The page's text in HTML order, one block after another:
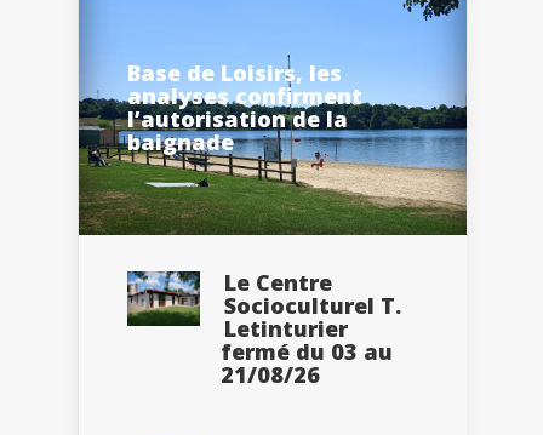
Base de Loisirs, les
analyses confirment
l’autorisation de la
baignade
Le Centre
Socioculturel T.
Letinturier
fermé du 03 au
21/08/26